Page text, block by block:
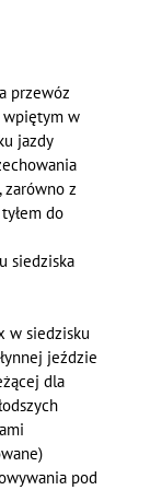
przewóz
wpiętym w
jazdy
zarówno z
do
siedziska
w siedzisku
jeździe
dla
pod